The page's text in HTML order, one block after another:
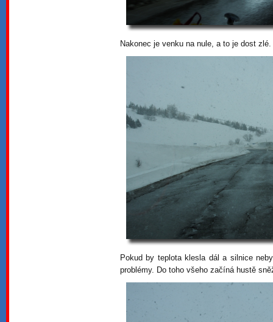
Nakonec je venku na nule, a to je dost
Pokud by teplota klesla dál a silnice
problémy. Do toho všeho začíná hustě